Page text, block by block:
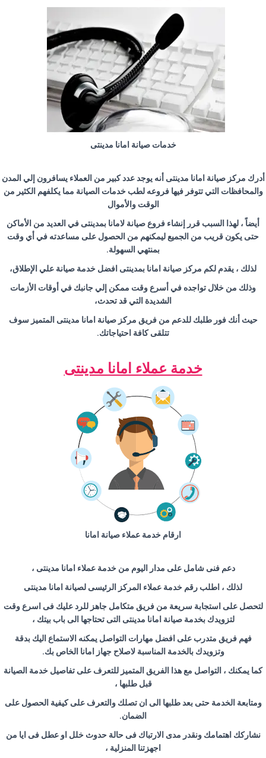
خدمات صيانة امانا مدينتى
أدرك مركز صيانة امانا مدينتى أنه يوجد عدد كبير من العملاء يسافرون إلي المدن
والمحافظات التي تتوفر فيها فروعه لطب خدمات الصيانة مما يكلفهم الكثير من
الوقت والأموال
أيضاً ، لهذا السبب قرر إنشاء فروع صيانة لامانا بمدينتى في العديد من الأماكن
حتى يكون قريب من الجميع ليمكنهم من الحصول على مساعدته في أي وقت
بمنتهي السهولة.
لذلك ، يقدم لكم مركز صيانة امانا بمدينتى افضل خدمة صيانة علي الإطلاق،
وذلك من خلال تواجده في أسرع وقت ممكن إلي جانبك في أوقات الأزمات
الشديدة التي قد تحدث،
حيث أنك فور طلبك للدعم من فريق مركز صيانة امانا مدينتى المتميز سوف
تتلقى كافة احتياجاتك.
خدمة عملاء امانا مدينتى
ارقام خدمة عملاء صيانة امانا
دعم فنى شامل على مدار اليوم من خدمة عملاء امانا مدينتى ،
لذلك ، اطلب رقم خدمة عملاء المركز الرئيسى لصيانة امانا مدينتى
لتحصل على استجابة سريعة من فريق متكامل جاهز للرد عليك فى اسرع وقت
لتزويدك بخدمة صيانة امانا مدينتى التى تحتاجها الى باب بيتك ،
فهم فريق متدرب على افضل مهارات التواصل يمكنه الاستماع اليك بدقة
وتزويدك بالخدمة المناسبة لاصلاح جهاز امانا الخاص بك.
كما يمكنك ، التواصل مع هذا الفريق المتميز للتعرف على تفاصيل خدمة الصيانة
قبل طلبها ،
ومتابعة الخدمة حتى بعد طلبها الى ان تصلك والتعرف على كيفية الحصول على
الضمان.
نشاركك اهتمامك ونقدر مدى الارتباك فى حالة حدوث خلل او عطل فى ايا من
اجهزتنا المنزلية ،